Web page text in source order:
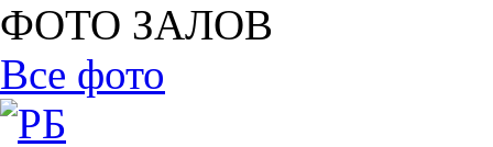
ФОТО ЗАЛОВ
Все фото